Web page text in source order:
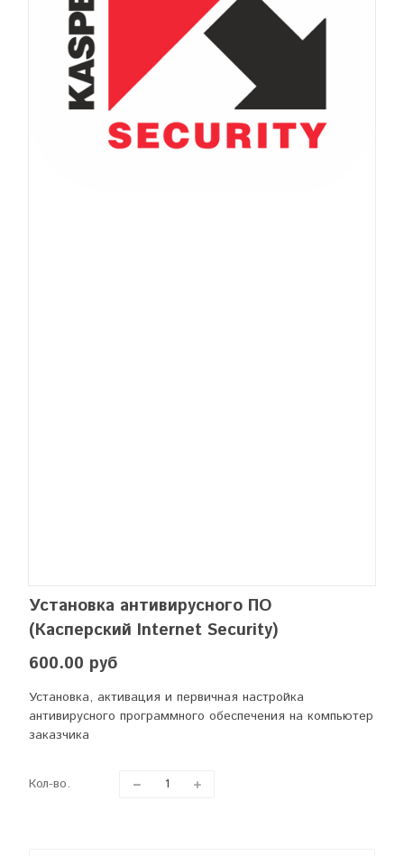
Установка антивирусного ПО
(Касперский Internet Security)
600.00 руб
Установка, активация и первичная настройка
антивирусного программного обеспечения на компьютер
заказчика
Кол-во.